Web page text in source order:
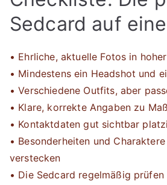
Sedcard auf
• Ehrliche, aktuelle Fotos in
• Mindestens ein Headshot und
• Verschiedene Outfits, aber
• Klare, korrekte Angaben zu
• Kontaktdaten gut sichtbar
• Besonderheiten und
verstecken
• Die Sedcard regelmäßig